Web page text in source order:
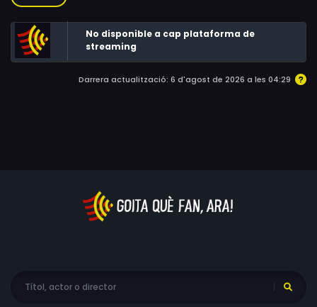
O'Connor, Joanna Canton, Eric Michael Cole, Dean
James, J. Michael Hunter, Edmund Kearney, Don
Henderson Baker, Shawn Michelle Cosby, Lynda Clark,
Ben Epps, Dale Frye, Sandi Shackelford, Rhoda Griffis,
Mark Jeffrey Miller, Ed Grady, Michael Mattison
No disponible a cap plataforma de
streaming
Darrera actualització: 6 d'agost de 2026 a les 04:29